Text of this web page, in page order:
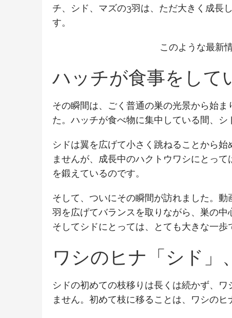
チ、シド、マズの3羽は、ただ大きく成長
す。
このような最新
ハッチが食事をして
その瞬間は、ごく普通の巣の光景から始
た。ハッチが食べ物に集中している間、
シドは翼を広げて小さく跳ねることから
ませんが、成長中のハクトウワシにとっ
を鍛えているのです。
そして、ついにその瞬間が訪れました。
羽を広げてバランスを取りながら、巣の
そしてシドにとっては、とても大きな一歩
ワシのヒナ「シド」
シドの初めての枝移りは長くは続かず、
ません。初めて枝に移ることは、ワシの